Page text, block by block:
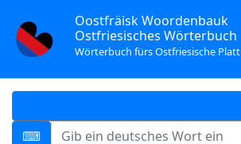
Oostfräisk Woordenbauk
Ostfriesisches Wörterbuch
Wörterbuch fürs Ostfriesische Platt